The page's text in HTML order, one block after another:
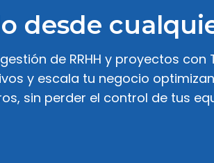
desde
de RRHH y proyectos con
y escala tu negocio
sin perder el control de tus